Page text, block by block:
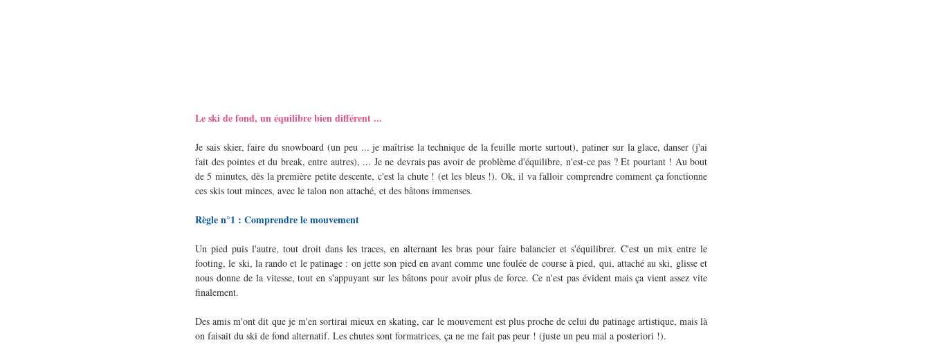
Le ski de fond, un équilibre bien différent ...
Je sais skier, faire du snowboard (un peu ... je maîtrise la technique de la feuille morte surtout), patiner sur la glace, danser (j'ai
fait des pointes et du break, entre autres), ... Je ne devrais pas avoir de problème d'équilibre, n'est-ce pas ? Et pourtant ! Au bout
de 5 minutes, dès la première petite descente, c'est la chute ! (et les bleus !). Ok, il va falloir comprendre comment ça fonctionne
ces skis tout minces, avec le talon non attaché, et des bâtons immenses.
Règle n°1 : Comprendre le mouvement
Un pied puis l'autre, tout droit dans les traces, en alternant les bras pour faire balancier et s'équilibrer. C'est un mix entre le
footing, le ski, la rando et le patinage : on jette son pied en avant comme une foulée de course à pied, qui, attaché au ski, glisse et
nous donne de la vitesse, tout en s'appuyant sur les bâtons pour avoir plus de force. Ce n'est pas évident mais ça vient assez vite
finalement.
Des amis m'ont dit que je m'en sortirai mieux en skating, car le mouvement est plus proche de celui du patinage artistique, mais là
on faisait du ski de fond alternatif. Les chutes sont formatrices, ça ne me fait pas peur ! (juste un peu mal a posteriori !).